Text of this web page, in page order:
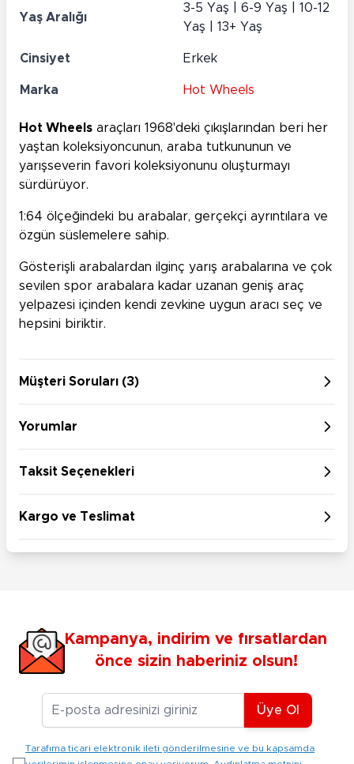
Yaş Aralığı
3-5 Yaş | 6-9 Yaş | 10-12
Yaş | 13+ Yaş
Cinsiyet Erkek
Marka Hot Wheels
Hot Wheels araçları 1968'deki çıkışlarından beri her
yaştan koleksiyoncunun, araba tutkununun ve
yarışseverin favori koleksiyonunu oluşturmayı
sürdürüyor.
1:64 ölçeğindeki bu arabalar, gerçekçi ayrıntılara ve
özgün süslemelere sahip.
Gösterişli arabalardan ilginç yarış arabalarına ve çok
sevilen spor arabalara kadar uzanan geniş araç
yelpazesi içinden kendi zevkine uygun aracı seç ve
hepsini biriktir.
Müşteri Soruları (3)
Yorumlar
Taksit Seçenekleri
Kargo ve Teslimat
Kampanya, indirim ve fırsatlardan
önce sizin haberiniz olsun!
E-posta Adresiniz
Üye Ol
Tarafıma ticari elektronik ileti gönderilmesine ve bu kapsamda